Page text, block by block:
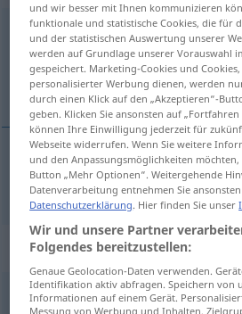
ertrunkenpperf
Übersicht aller
(Für mehr Details die Übersetzung
ertrunken → siehe „ertrinken“
Beispielsätze für
erwärebeinaheertrunken
und wir besser mit Ihnen kommunizieren
funktionale und statistische Cookies, die für
und der statistischen Auswertung unserer
werden auf Grundlage unserer Vorauswahl
gespeichert. Marketing-Cookies und
personalisierter Werbung dienen, werden
durch einen Klick auf den „Akzeptieren“-
geben. Klicken Sie ansonsten auf
können Ihre Einwilligung jederzeit für
Webseite widerrufen. Wenn Sie weitere
und den Anpassungsmöglichkeiten
Button „Mehr Optionen“. Weitergehende
Datenverarbeitung entnehmen Sie
Datenschutzerklärung. Hier finden Sie unser
Wir und unsere Partner
Folgendes bereitzustellen:
Genaue Geolocation-Daten verwenden.
Identifikation aktiv abfragen. Speichern von
Informationen auf einem Gerät.
Messung von Werbung und Inhalten,